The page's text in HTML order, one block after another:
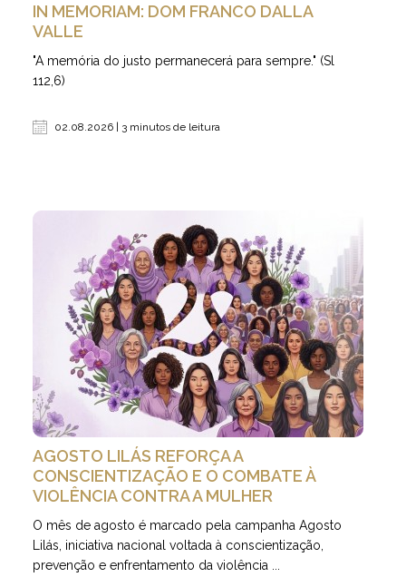
IN MEMORIAM: DOM FRANCO DALLA
VALLE
"A memória do justo permanecerá para sempre." (Sl
112,6)
02.08.2026 | 3 minutos de leitura
AGOSTO LILÁS REFORÇA A
CONSCIENTIZAÇÃO E O COMBATE À
VIOLÊNCIA CONTRA A MULHER
O mês de agosto é marcado pela campanha Agosto
Lilás, iniciativa nacional voltada à conscientização,
prevenção e enfrentamento da violência ...